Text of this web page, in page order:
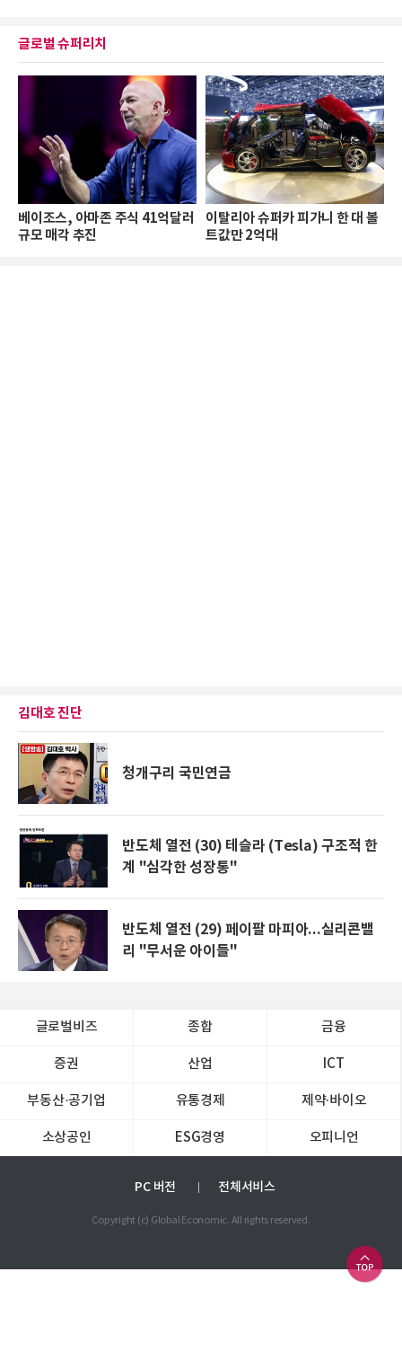
글로벌 슈퍼리치
베이조스, 아마존 주식 41억달러
규모 매각 추진
이탈리아 슈퍼카 피가니 한 대 볼
트값만 2억대
김대호 진단
청개구리 국민연금
반도체 열전 (30) 테슬라 (Tesla) 구조적 한
계 "심각한 성장통"
반도체 열전 (29) 페이팔 마피아...실리콘밸
리 "무서운 아이들"
글로벌비즈 종합 금융
증권 산업 ICT
부동산·공기업 유통경제 제약∙바이오
소상공인 ESG경영 오피니언
PC 버전 전체서비스
Copyright (c) Global Economic. All rights reserved.